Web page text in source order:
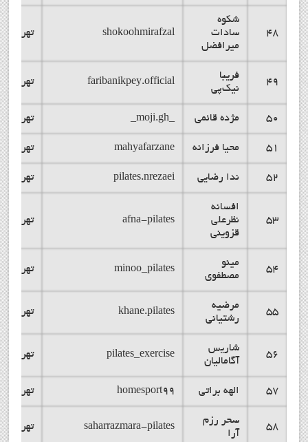
48
شکوه
سادات
میرافضل
shokoohmirafzal تهران
49
فریبا
نیک‌پی
faribanikpey.official تهران
50 مژده قائمی _moji.gh_ تهران
51 محیا فرزانه mahyafarzane تهران
52 ندا رضایی pilates.nrezaei تهران
53
افسانه
نظرعلی
قزوینی
afna-pilates تهران
54
مینو
مصطفوی
minoo_pilates تهران
55
مرضیه
رشتیانی
khane.pilates تهران
56
شاریس
آگامالیان
pilates_exercise تهران
57 الهه براتی homesport99 تهران
58
سحر رزم
آرا
saharrazmara-pilates تهران